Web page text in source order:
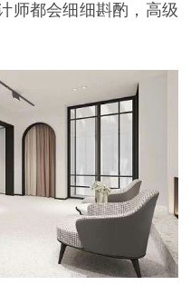
师都会细细斟酌，高级